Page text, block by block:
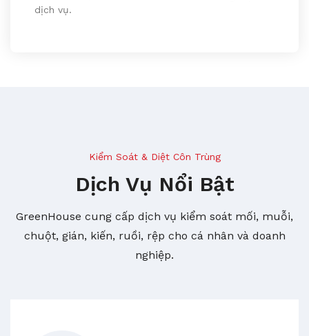
dịch vụ.
Kiểm Soát & Diệt Côn Trùng
Dịch Vụ Nổi Bật
GreenHouse cung cấp dịch vụ kiểm soát mối, muỗi,
chuột, gián, kiến, ruồi, rệp cho cá nhân và doanh
nghiệp.